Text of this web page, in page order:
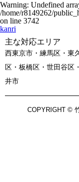
Warning: Undefined
/home/r8149262/
on line 3742
kanri
主な対応エリア
西東京市・練馬区・東
区・板橋区・世田谷区
井市
COPYRIGHT ©